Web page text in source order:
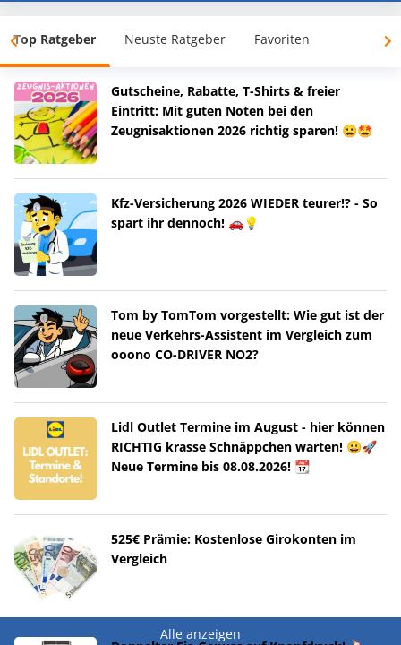
Top Ratgeber Neuste Ratgeber Favoriten
Gutscheine, Rabatte, T-Shirts & freier
Eintritt: Mit guten Noten bei den
Zeugnisaktionen 2026 richtig sparen! 😀🤩
Kfz-Versicherung 2026 WIEDER teurer!? - So
spart ihr dennoch! 🚗💡
Tom by TomTom vorgestellt: Wie gut ist der
neue Verkehrs-Assistent im Vergleich zum
ooono CO-DRIVER NO2?
Lidl Outlet Termine im August - hier können
RICHTIG krasse Schnäppchen warten! 😀🚀
Neue Termine bis 08.08.2026! 📆
525€ Prämie: Kostenlose Girokonten im
Vergleich
Alle anzeigen